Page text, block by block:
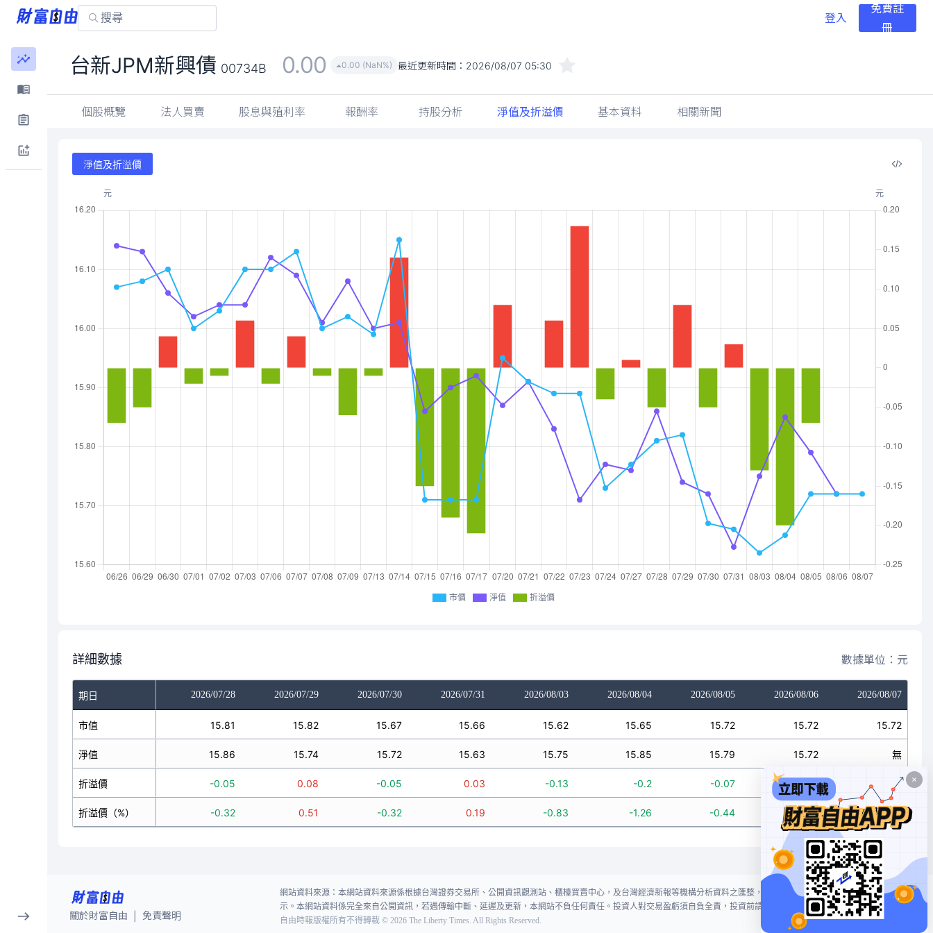
登入
免費註
冊
台新JPM新興債 00734B 0.00 0.00 (NaN%) 最近更新時間： 2026/08/07 05:30
個股概覽 法人買賣 股息與殖利率 報酬率 持股分析 淨值及折溢價 基本資料 相關新聞
淨值及折溢價
市價 淨值 折溢價
詳細數據 數據單位：元
期日 2026/07/28 2026/07/29 2026/07/30 2026/07/31 2026/08/03 2026/08/04 2026/08/05 2026/08/06 2026/08/07
市值
淨值
折溢價
折溢價（%）
15.81 15.82 15.67 15.66 15.62 15.65 15.72 15.72 15.72
15.86 15.74 15.72 15.63 15.75 15.85 15.79 15.72 無
-0.05 0.08 -0.05 0.03 -0.13 -0.2 -0.07 0 無
-0.32 0.51 -0.32 0.19 -0.83 -1.26 -0.44 0 無
關於財富自由 免責聲明
網站資料來源：本網站資料來源係根據台灣證券交易所、公開資訊觀測站、櫃檯買賣中心，及台灣經濟新報等機構分析資料之匯整，本網站對投資人買賣不作任何建議或暗
示。本網站資料係完全來自公開資訊，若遇傳輸中斷、延遲及更新，本網站不負任何責任。投資人對交易盈虧須自負全責，投資前請謹慎評估風險。
自由時報版權所有不得轉載 © 2026 The Liberty Times. All Rights Reserved.